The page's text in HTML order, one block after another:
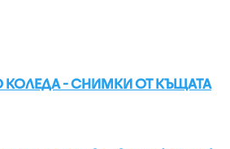
КОЛЕДА - СНИМКИ ОТ КЪЩАТА